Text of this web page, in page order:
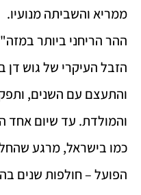
ממריא והשביתה מנועיו.
ההר הריחני ביותר
הזבל העיקרי של גוש
והתעצם עם השנים,
והמולדת. עד שיום אחד
כמו בישראל, מרגע
הפועל – חולפות שנים